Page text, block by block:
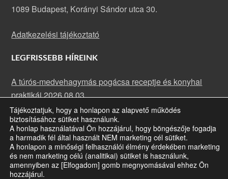
1089 Budapest, Korányi Sándor utca 30.
Adatkezelési tájékoztató
LEGFRISSEBB HÍREINK
A túrós-medvehagymás pogácsa receptje és konyhai
praktikái2026.08.03.
A rakott karfiol receptje és konyhai praktikái2026.07.13.
Májusi rehabilitációs klub: fókuszban a szemünk
egészsége2026.07.09.
Tájékoztatjuk, hogy a honlapon az alapvető működés
biztosításához sütiket használunk.
A honlap használatával Ön hozzájárul, hogy böngészője fogadja
a harmadik fél által használt NEM marketing cél sütiket.
A honlapon a minőségi felhasználói élmény érdekében marketing
és nem marketing célú (analitikai) sütiket is használunk,
amennyiben az [Elfogadom] gomb megnyomásával ehhez Ön
hozzájárul.